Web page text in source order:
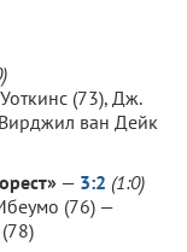
(73), Дж.
ван Дейк
— 3:2 (1:0)
(76) —